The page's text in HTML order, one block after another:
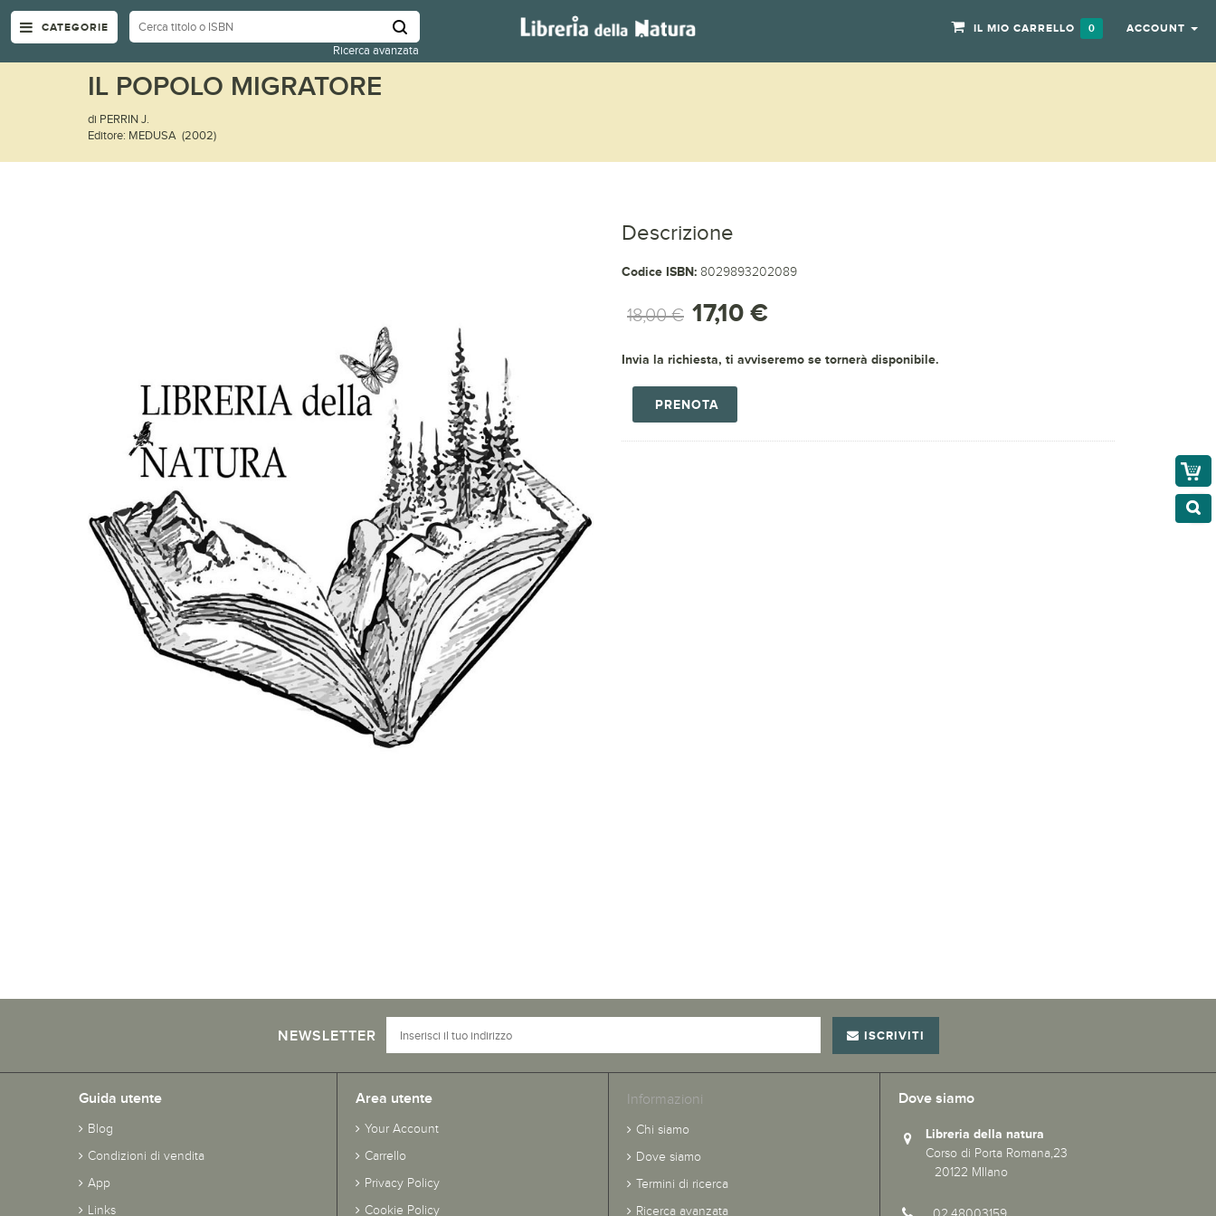
CATEGORIE
Ricerca avanzata
IL MIO CARRELLO 0 ACCOUNT
IL POPOLO MIGRATORE
di PERRIN J.
Editore: MEDUSA (2002)
Descrizione
Codice ISBN: 8029893202089
18,00 € 17,10 €
Invia la richiesta, ti avviseremo se tornerà disponibile.
PRENOTA
NEWSLETTER ISCRIVITI
Guida utente
Blog
Condizioni di vendita
App
Links
Area utente
Your Account
Carrello
Privacy Policy
Cookie Policy
Informazioni
Chi siamo
Dove siamo
Termini di ricerca
Ricerca avanzata
Dove siamo
Libreria della natura
Corso di Porta Romana,23
20122 MIlano